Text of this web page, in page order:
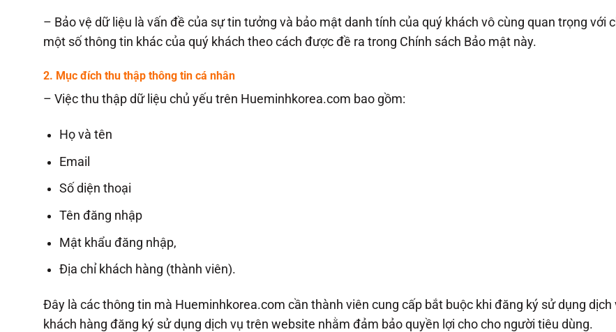
– Bảo vệ dữ liệu là vấn đề của sự tin tưởng và bảo mật danh tính của quý khách vô cùng quan trọng với
một số thông tin khác của quý khách theo cách được đề ra trong Chính sách Bảo mật này.
2. Mục đích thu thập thông tin cá nhân
– Việc thu thập dữ liệu chủ yếu trên Hueminhkorea.com bao gồm:
Họ và tên
Email
Số diện thoại
Tên đăng nhập
Mật khẩu đăng nhập,
Địa chỉ khách hàng (thành viên).
Đây là các thông tin mà Hueminhkorea.com cần thành viên cung cấp bắt buộc khi đăng ký sử dụng
khách hàng đăng ký sử dụng dịch vụ trên website nhằm đảm bảo quyền lợi cho cho người tiêu dùng.